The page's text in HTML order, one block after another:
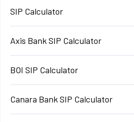
SIP Calculator
Axis Bank SIP Calculator
BOI SIP Calculator
Canara Bank SIP Calculator